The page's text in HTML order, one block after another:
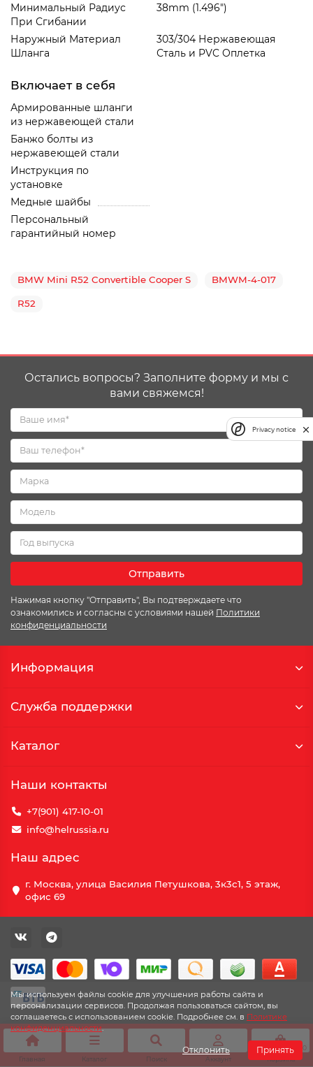
Минимальный Радиус
При Сгибании
38mm (1.496")
Наружный Материал
Шланга
303/304 Нержавеющая
Сталь и PVC Oплетка
Включает в себя
Армированные шланги
из нержавеющей стали
Банжо болты из
нержавеющей стали
Инструкция по
установке
Медные шайбы
Персональный
гарантийный номер
BMW Mini R52 Convertible Cooper S BMWM-4-017
R52
Мы используем файлы cookie для улучшения работы сайта и
персонализации сервисов. Продолжая пользоваться сайтом, вы
соглашаетесь с использованием cookie. Подробнее см. в Политике
конфиденциальности.
Отклонить Принять
Остались вопросы? Заполните форму и мы с
вами свяжемся!
Отправить
Нажимая кнопку "Отправить", Вы подтверждаете что
ознакомились и согласны с условиями нашей Политики
конфиденциальности
Информация
Служба поддержки
Каталог
Наши контакты
+7(901) 417-10-01
info@helrussia.ru
Наш адрес
г. Москва, улица Василия Петушкова, 3к3c1, 5 этаж,
офис 69
Главная Каталог Поиск Аккаунт
0
Корзина
Privacy notice